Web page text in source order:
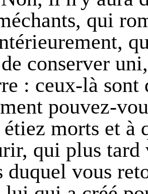
qui
conserver
: ceux-là sont
pouvez-
morts et
qui plus tard
duquel vous